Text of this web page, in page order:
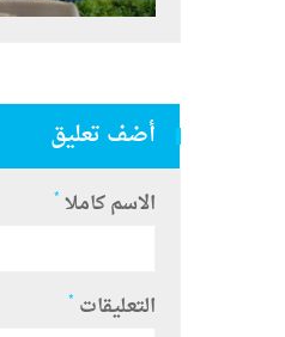
أضف تعليق
الاسم كاملا *
التعليقات *